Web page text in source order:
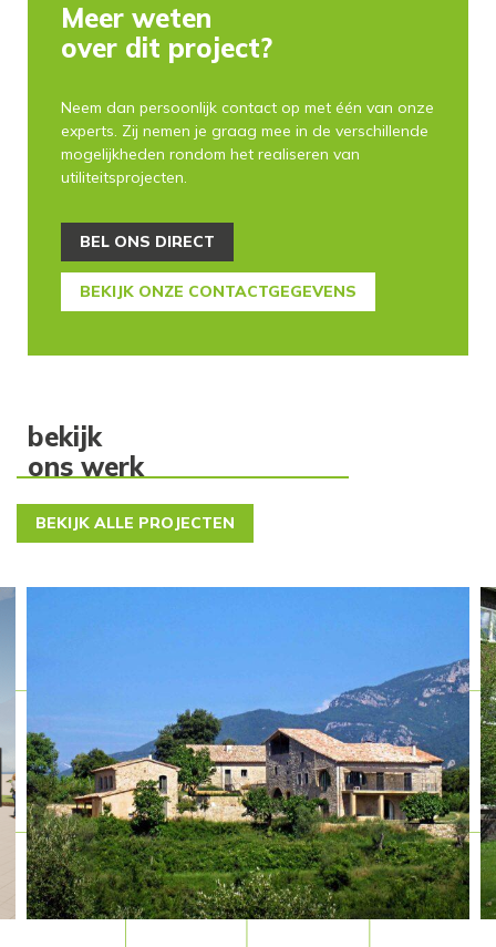
Meer weten
over dit project?
Neem dan persoonlijk contact op met één van onze
experts. Zij nemen je graag mee in de verschillende
mogelijkheden rondom het realiseren van
utiliteitsprojecten.
BEL ONS DIRECT
BEKIJK ONZE CONTACTGEGEVENS
bekijk
ons werk
BEKIJK ALLE PROJECTEN